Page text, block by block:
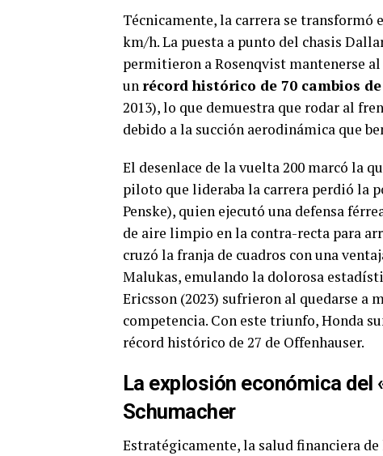
Técnicamente, la carrera se transformó
km/h. La puesta a punto del chasis
permitieron a Rosenqvist mantenerse
unrécord histórico de 70 cambios
2013), lo que demuestra que rodar al
debido a la succión aerodinámica que
El desenlace de la vuelta 200 marcó la
piloto que lideraba la carrera perdió la
Penske), quien ejecutó una defensa
de aire limpio en la contra-recta para
cruzó la franja de cuadros con una
Malukas, emulando la dolorosa
Ericsson (2023) sufrieron al quedarse
competencia. Con este triunfo, Honda
récord histórico de 27 de Offenhauser.
La explosión económica del
Schumacher
Estratégicamente, la salud financiera